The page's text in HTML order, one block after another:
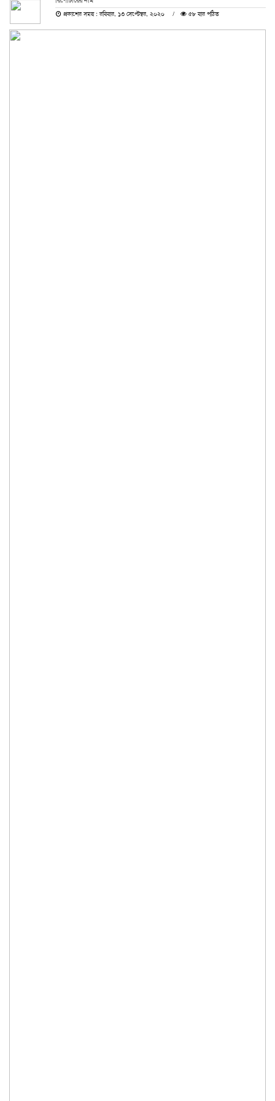
প্রকাশের সময় : রবিবার, ১৩ সেপ্টেম্বর, ২০২০
৫৮ বার পঠিত